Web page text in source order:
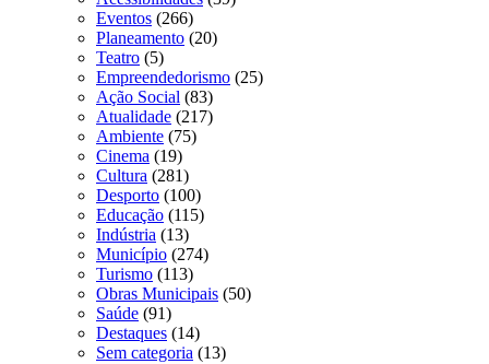
Eventos (266)
Planeamento (20)
Teatro (5)
Empreendedorismo (25)
Ação Social (83)
Atualidade (217)
Ambiente (75)
Cinema (19)
Cultura (281)
Desporto (100)
Educação (115)
Indústria (13)
Município (274)
Turismo (113)
Obras Municipais (50)
Saúde (91)
Destaques (14)
Sem categoria (13)